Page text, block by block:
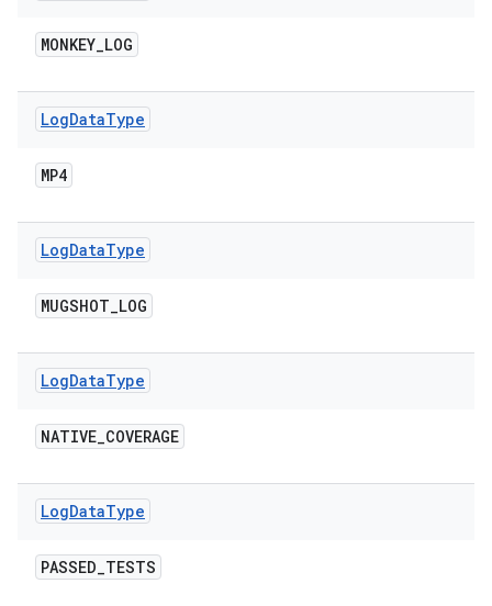
MONKEY_LOG
LogDataType
MP4
LogDataType
MUGSHOT_LOG
LogDataType
NATIVE_COVERAGE
LogDataType
PASSED_TESTS